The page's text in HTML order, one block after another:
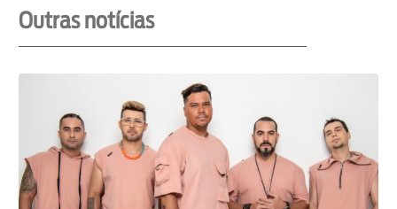
Outras notícias